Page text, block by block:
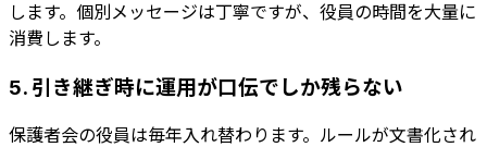
します。個別メッセージは丁寧ですが、役員の時間を大量に
消費します。
5. 引き継ぎ時に運用が口伝でしか残らない
保護者会の役員は毎年入れ替わります。ルールが文書化され